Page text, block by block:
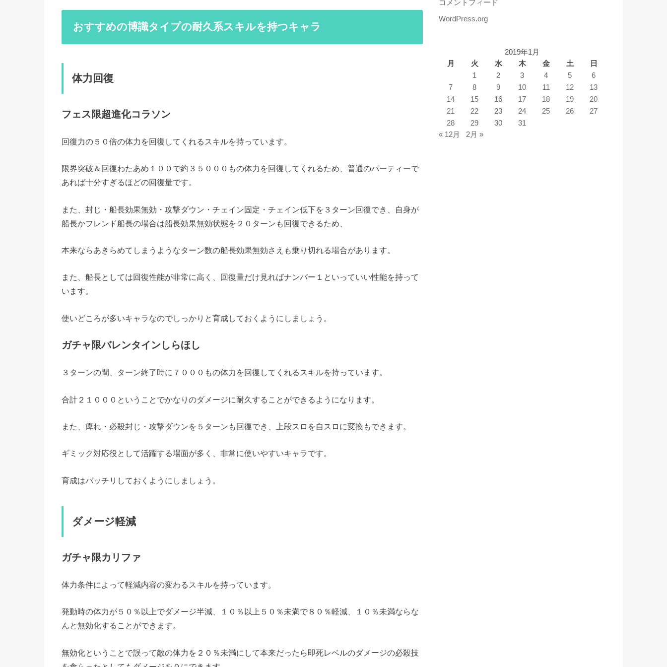
おすすめの博識タイプの耐久系スキルを持つキャラ
体力回復
フェス限超進化コラソン
回復力の５０倍の体力を回復してくれるスキルを持っています。
限界突破＆回復わたあめ１００で約３５０００もの体力を回復してくれるため、普通のパーティーで
あれば十分すぎるほどの回復量です。
また、封じ・船長効果無効・攻撃ダウン・チェイン固定・チェイン低下を３ターン回復でき、自身が
船長かフレンド船長の場合は船長効果無効状態を２０ターンも回復できるため、
本来ならあきらめてしまうようなターン数の船長効果無効さえも乗り切れる場合があります。
また、船長としては回復性能が非常に高く、回復量だけ見ればナンバー１といっていい性能を持って
います。
使いどころが多いキャラなのでしっかりと育成しておくようにしましょう。
ガチャ限バレンタインしらほし
３ターンの間、ターン終了時に７０００もの体力を回復してくれるスキルを持っています。
合計２１０００ということでかなりのダメージに耐久することができるようになります。
また、痺れ・必殺封じ・攻撃ダウンを５ターンも回復でき、上段スロを自スロに変換もできます。
ギミック対応役として活躍する場面が多く、非常に使いやすいキャラです。
育成はバッチリしておくようにしましょう。
ダメージ軽減
ガチャ限カリファ
体力条件によって軽減内容の変わるスキルを持っています。
発動時の体力が５０％以上でダメージ半減、１０％以上５０％未満で８０％軽減、１０％未満ならな
んと無効化することができます。
無効化ということで誤って敵の体力を２０％未満にして本来だったら即死レベルのダメージの必殺技
コメントフィード
WordPress.org
2019年1月
月
火 水 木 金 土
日
1
2 3 4 5
6
7
8 9 10 11 12
13
14
15 16 17 18 19
20
21
22 23 24 25 26
27
28
29 30
31
« 12月
2月 »